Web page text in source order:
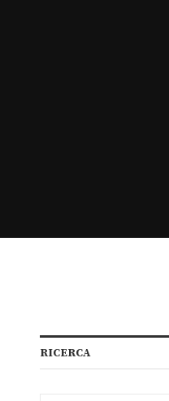
RICERCA